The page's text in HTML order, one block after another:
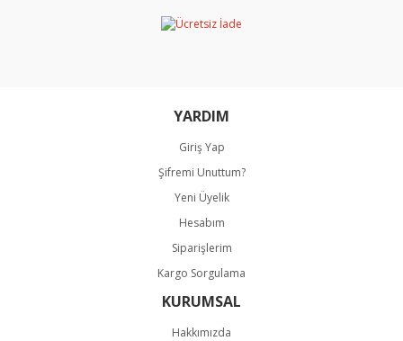
Gönder
YARDIM
Giriş Yap
Şifremi Unuttum?
Yeni Üyelik
Hesabım
Siparişlerim
Kargo Sorgulama
KURUMSAL
Hakkımızda